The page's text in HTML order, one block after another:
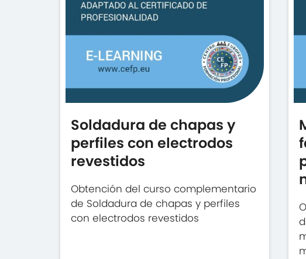
Soldadura de chapas y
perfiles con electrodos
revestidos
Obtención del curso complementario
de Soldadura de chapas y perfiles
con electrodos revestidos